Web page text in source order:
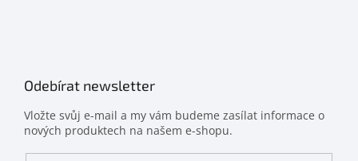
Odebírat newsletter
Vložte svůj e-mail a my vám budeme zasílat informace o
nových produktech na našem e-shopu.